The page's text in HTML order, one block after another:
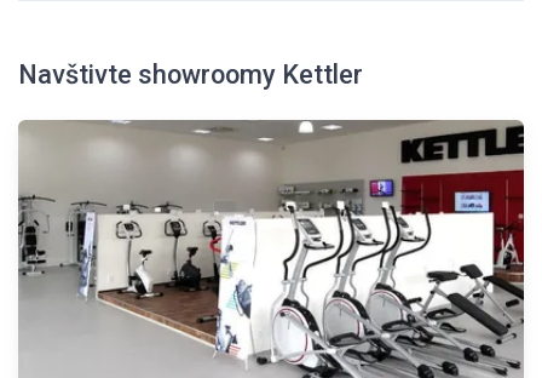
Navštivte showroomy Kettler